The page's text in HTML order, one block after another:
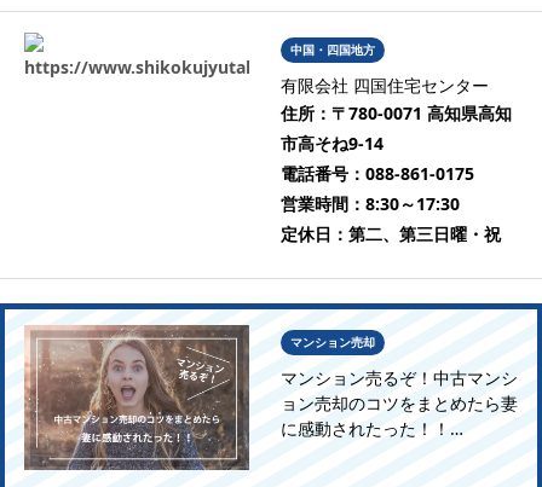
中国・四国地方
有限会社 四国住宅センター
住所： 〒780-0071 高知県高知
市高そね9-14
電話番号： 088-861-0175
営業時間： 8:30～17:30
定休日： 第二、第三日曜・祝
マンション売却
マンション売るぞ！中古マンシ
ョン売却のコツをまとめたら妻
に感動されたった！！…